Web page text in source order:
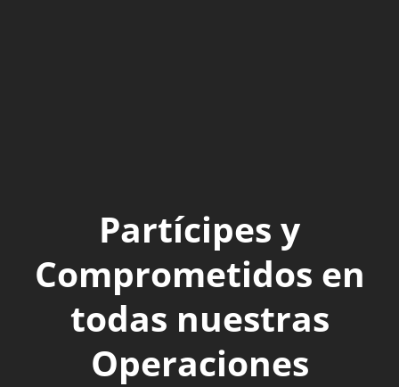
Partícipes y
Comprometidos en
todas nuestras
Operaciones